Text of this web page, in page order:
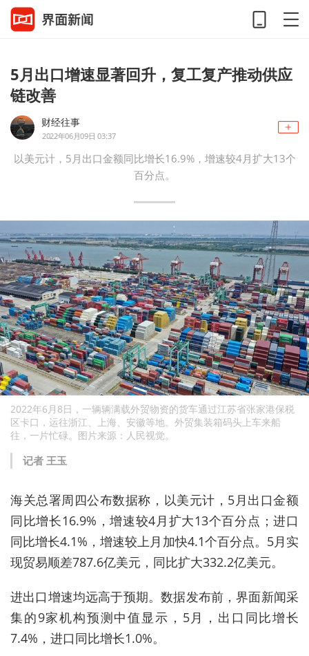
5月出口增速显著回升，复工复产推动供应
链改善
财经往事
2022年06月09日 03:37
以美元计，5月出口金额同比增长16.9%，增速较4月扩大13个
百分点。
2022年6月8日，一辆辆满载外贸物资的货车通过江苏省张家港保税
区卡口，运往浙江、上海、安徽等地。外贸集装箱码头上车来船
往，一片忙碌。图片来源：人民视觉。
记者 王玉
海关总署周四公布数据称，以美元计，5月出口金额
同比增长16.9%，增速较4月扩大13个百分点；进口
同比增长4.1%，增速较上月加快4.1个百分点。5月实
现贸易顺差787.6亿美元，同比扩大332.2亿美元。
进出口增速均远高于预期。数据发布前，界面新闻采
集的9家机构预测中值显示，5月，出口同比增长
7.4%，进口同比增长1.0%。